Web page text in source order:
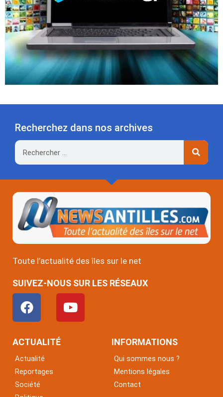
Recherchez dans nos archives
Rechercher
Toute l’actualité des îles sur le net
SUIVEZ-NOUS SUR LES RÉSEAUX
F
a
c
e
o
o
k
Y
o
u
ACTUALITÉ
Actualité
Reportages
Société
INFORMATIONS
Qui sommes nous ?
Mentions légales
Contact